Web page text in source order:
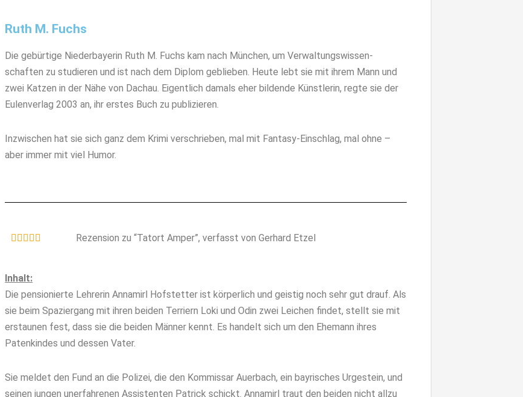
Ruth M. Fuchs
Die gebürtige Niederbayerin Ruth M. Fuchs kam nach München, um Verwaltungswissen­
schaften zu studieren und ist nach dem Diplom geblieben. Heute lebt sie mit ihrem Mann und
zwei Katzen in der Nähe von Dachau. Eigentlich damals eher bildende Künstlerin, regte sie der
Eulenverlag 2003 an, ihr erstes Buch zu publizieren.
Inzwischen hat sie sich ganz dem Krimi verschrieben, mal mit Fantasy-Einschlag, mal ohne –
aber immer mit viel Humor.
     Rezension zu “Tatort Amper”, verfasst von Gerhard Etzel
Inhalt:
Die pensionierte Lehrerin Annamirl Hofstetter ist körperlich und geistig noch sehr gut drauf. Als
sie beim Spaziergang mit ihren beiden Terriern Loki und Odin zwei Leichen findet, stellt sie mit
erstaunen fest, dass sie die beiden Männer kennt. Es handelt sich um den Ehemann ihres
Patenkindes und dessen Vater.
Sie meldet den Fund an die Polizei, die den Kommissar Auerbach, ein bayrisches Urgestein, und
seinen jungen unerfahrenen Assistenten Patrick schickt. Annamirl traut den beiden nicht allzu